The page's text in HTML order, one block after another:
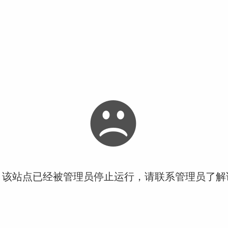
站点已经被管理员停止运行，请联系管理员了